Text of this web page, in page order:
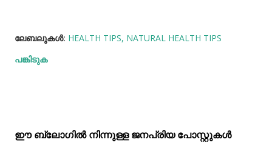
ലേബലുകള്‍: HEALTH TIPS NATURAL HEALTH TIPS
പങ്കിടുക
ഈ ബ്ലോഗിൽ നിന്നുള്ള ജനപ്രിയ പോസ്റ്റുകള്‍‌